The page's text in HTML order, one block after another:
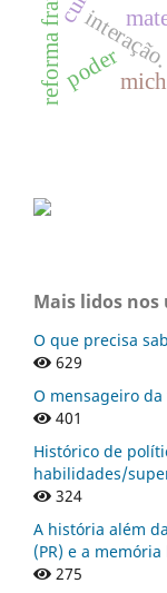
poder
Mais lidos
O que precisa
629
O mensageiro
401
Histórico de
habilidades/
324
A história além
(PR) e a
275